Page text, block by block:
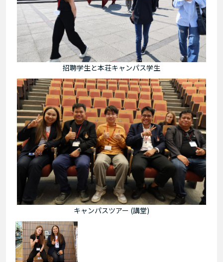
招聘学生と本荘キャンパス学生
キャンパスツアー (講堂)